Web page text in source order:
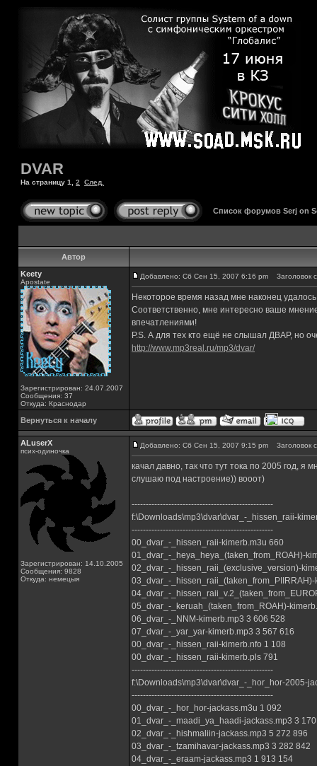
DVAR
На страницу 1 2 След.
Список форумов Serj on
Автор
Keety
Apostate
Зарегистрирован: 24.07.2007
Сообщения: 37
Откуда: Краснодар
Добавлено: Сб Сен 15, 2007 6:16 pm Заголовок
Некоторое время назад мне наконец
Соответственно, мне интересно ваше
впечатлениями!
P.S. А для тех кто ещё не слышал ДВАР, но
http://www.mp3real.ru/mp3/dvar/
Вернуться к началу
ALuserX
псих-одиночка
Зарегистрирован: 14.10.2005
Сообщения: 9828
Откуда: немецыя
Добавлено: Сб Сен 15, 2007 9:15 pm Заголовок
качал давно, так что тут тока по 2005 год,
слушаю под настроение)) вооот)
--------------------------------------------------
f:\Downloads\mp3\dvar\dvar_-_hissen_raii-
--------------------------------------------------
00_dvar_-_hissen_raii-kimerb.m3u 660
01_dvar_-_heya_heya_(taken_from_ROAH)-
02_dvar_-_hissen_raii_(exclusive_version)-
03_dvar_-
04_dvar_-
05_dvar_-_keruah_(taken_from_ROAH)-
06_dvar_-_NNM-kimerb.mp3 3 606 528
07_dvar_-_yar_yar-kimerb.mp3 3 567 616
00_dvar_-_hissen_raii-kimerb.nfo 1 108
00_dvar_-_hissen_raii-kimerb.pls 791
--------------------------------------------------
f:\Downloads\mp3\dvar\dvar_-_hor_hor-2005-
--------------------------------------------------
00_dvar_-_hor_hor-jackass.m3u 1 092
01_dvar_-_maadi_ya_haadi-jackass.mp3 3
02_dvar_-_hishmaliin-jackass.mp3 5 272 896
03_dvar_-_tzamihavar-jackass.mp3 3 282 842
04_dvar_-_eraam-jackass.mp3 1 913 154